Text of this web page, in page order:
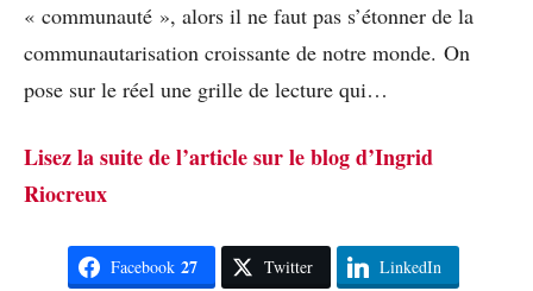
« communauté », alors il ne faut pas s’étonner de la
communautarisation croissante de notre monde. On
pose sur le réel une grille de lecture qui…
Lisez la suite de l’article sur le blog d’Ingrid
Riocreux
Facebook 27 Twitter LinkedIn